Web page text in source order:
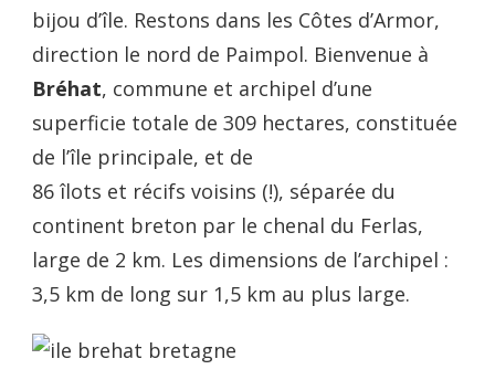
bijou d’île. Restons dans les Côtes d’Armor,
direction le nord de Paimpol. Bienvenue à
Bréhat, commune et archipel d’une
superficie totale de 309 hectares, constituée
de l’île principale, et de
86 îlots et récifs voisins (!), séparée du
continent breton par le chenal du Ferlas,
large de 2 km. Les dimensions de l’archipel :
3,5 km de long sur 1,5 km au plus large.